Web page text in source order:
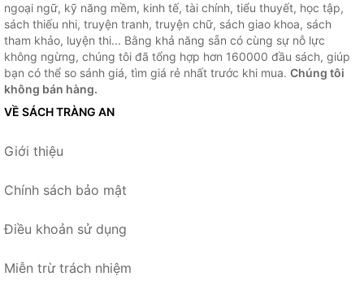
ngoại ngữ, kỹ năng mềm, kinh tế, tài chính, tiểu thuyết, học tập,
sách thiếu nhi, truyện tranh, truyện chữ, sách giao khoa, sách
tham khảo, luyện thi... Bằng khả năng sẵn có cùng sự nỗ lực
không ngừng, chúng tôi đã tổng hợp hơn 160000 đầu sách, giúp
bạn có thể so sánh giá, tìm giá rẻ nhất trước khi mua. Chúng tôi
không bán hàng.
VỀ SÁCH TRÀNG AN
Giới thiệu
Chính sách bảo mật
Điều khoản sử dụng
Miễn trừ trách nhiệm